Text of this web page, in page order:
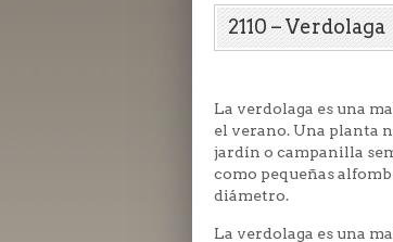
2110 – Verdolaga
La verdolaga es una
el verano. Una planta
jardín o campanilla
como pequeñas
diámetro.
La verdolaga es una